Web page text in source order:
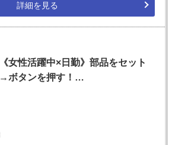
詳細を見る
《女性活躍中×日勤》部品をセット
→ボタンを押す！…